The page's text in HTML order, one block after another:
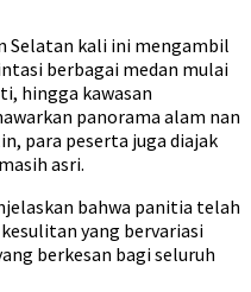
Selatan kali ini mengambil
berbagai medan mulai
hingga kawasan
panorama alam nan
para peserta juga diajak
asri.
bahwa panitia telah
yang bervariasi
berkesan bagi seluruh